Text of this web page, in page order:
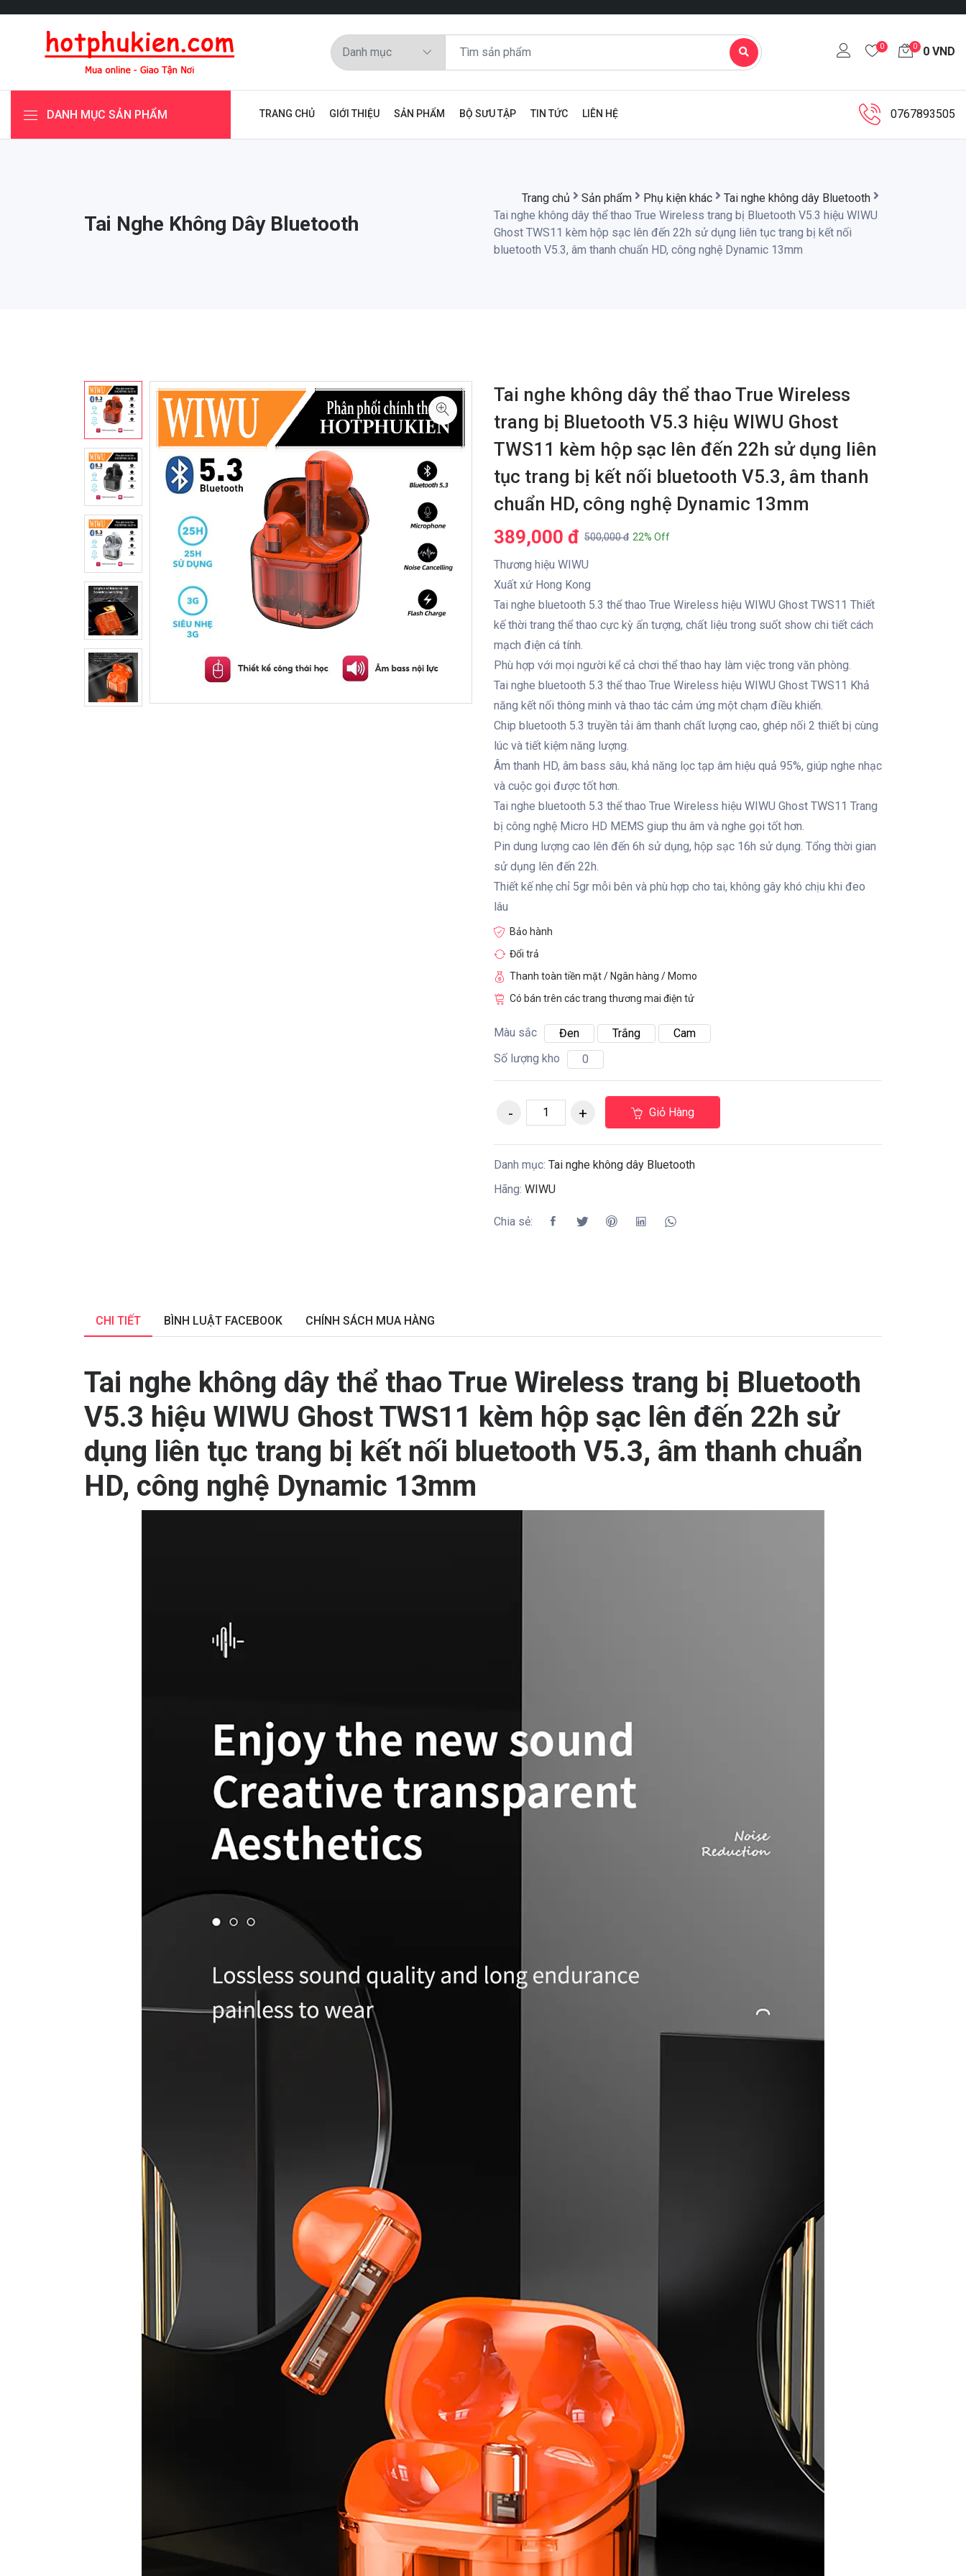
0 0 0 VND
DANH MỤC SẢN PHẨM TRANG CHỦ GIỚI THIỆU SẢN PHẨM BỘ SƯU TẬP TIN TỨC LIÊN HỆ 0767893505
Tai Nghe Không Dây Bluetooth
Trang chủ Sản phẩm Phụ kiện khác
Tai nghe không dây Bluetooth
Tai nghe không dây thể thao True Wireless trang bị Bluetooth V5.3 hiệu WIWU
Ghost TWS11 kèm hộp sạc lên đến 22h sử dụng liên tục trang bị kết nối
bluetooth V5.3, âm thanh chuẩn HD, công nghệ Dynamic 13mm
Tai nghe không dây thể thao True Wireless
trang bị Bluetooth V5.3 hiệu WIWU Ghost
TWS11 kèm hộp sạc lên đến 22h sử dụng liên
tục trang bị kết nối bluetooth V5.3, âm thanh
chuẩn HD, công nghệ Dynamic 13mm
389,000 đ 500,000 đ 22% Off
Thương hiệu WIWU
Xuất xứ Hong Kong
Tai nghe bluetooth 5.3 thể thao True Wireless hiệu WIWU Ghost TWS11 Thiết
kế thời trang thể thao cực kỳ ấn tượng, chất liệu trong suốt show chi tiết cách
mạch điện cá tính.
Phù hợp với mọi người kể cả chơi thể thao hay làm việc trong văn phòng.
Tai nghe bluetooth 5.3 thể thao True Wireless hiệu WIWU Ghost TWS11 Khả
năng kết nối thông minh và thao tác cảm ứng một chạm điều khiển.
Chip bluetooth 5.3 truyền tải âm thanh chất lượng cao, ghép nối 2 thiết bị cùng
lúc và tiết kiệm năng lượng.
Âm thanh HD, âm bass sâu, khả năng lọc tạp âm hiệu quả 95%, giúp nghe nhạc
và cuộc gọi được tốt hơn.
Tai nghe bluetooth 5.3 thể thao True Wireless hiệu WIWU Ghost TWS11 Trang
bị công nghệ Micro HD MEMS giup thu âm và nghe gọi tốt hơn.
Pin dung lượng cao lên đến 6h sử dụng, hộp sạc 16h sử dụng. Tổng thời gian
sử dụng lên đến 22h.
Thiết kế nhẹ chỉ 5gr mỗi bên và phù hợp cho tai, không gây khó chịu khi đeo
lâu
Bảo hành
Đổi trả
Thanh toàn tiền mặt / Ngân hàng / Momo
Có bán trên các trang thương mai điện tử
Màu sắc Đen Trắng
Cam
Số lượng kho
0
Giỏ Hàng
Danh mục: Tai nghe không dây Bluetooth
Hãng: WIWU
Chia sẻ:
CHI TIẾT BÌNH LUẬT FACEBOOK CHÍNH SÁCH MUA HÀNG
Tai nghe không dây thể thao True Wireless trang bị Bluetooth
V5.3 hiệu WIWU Ghost TWS11 kèm hộp sạc lên đến 22h sử
dụng liên tục trang bị kết nối bluetooth V5.3, âm thanh chuẩn
HD, công nghệ Dynamic 13mm